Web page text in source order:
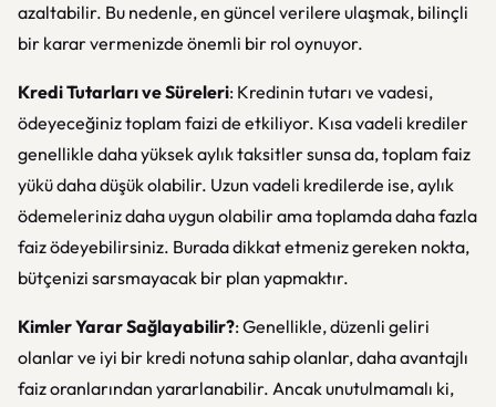
azaltabilir. Bu nedenle, en güncel verilere ulaşmak, bilinçli
bir karar vermenizde önemli bir rol oynuyor.
Kredi Tutarları ve Süreleri: Kredinin tutarı ve vadesi,
ödeyeceğiniz toplam faizi de etkiliyor. Kısa vadeli krediler
genellikle daha yüksek aylık taksitler sunsa da, toplam faiz
yükü daha düşük olabilir. Uzun vadeli kredilerde ise, aylık
ödemeleriniz daha uygun olabilir ama toplamda daha fazla
faiz ödeyebilirsiniz. Burada dikkat etmeniz gereken nokta,
bütçenizi sarsmayacak bir plan yapmaktır.
Kimler Yarar Sağlayabilir?: Genellikle, düzenli geliri
olanlar ve iyi bir kredi notuna sahip olanlar, daha avantajlı
faiz oranlarından yararlanabilir. Ancak unutulmamalı ki,